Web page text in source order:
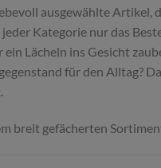
ausgewählte Artikel,
Kategorie nur das
Lächeln ins Gesicht
für den Alltag?
breit gefächerten